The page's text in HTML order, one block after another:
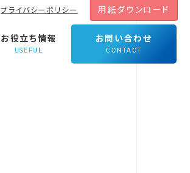
プライバシーポリシー 用紙ダウンロード
お役立ち情報
USEFUL
お問い合わせ
CONTACT